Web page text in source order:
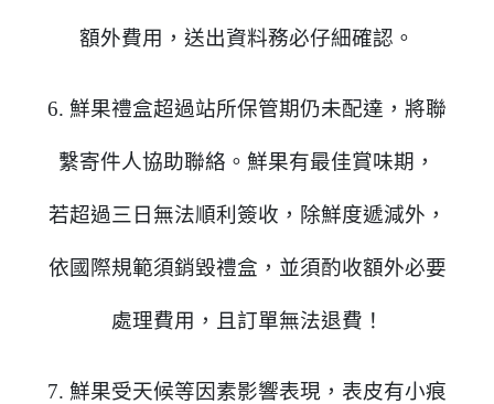
額外費用，送出資料務必仔細確認。
6. 鮮果禮盒超過站所保管期仍未配達，將聯
繫寄件人協助聯絡。鮮果有最佳賞味期，
若超過三日無法順利簽收，除鮮度遞減外，
依國際規範須銷毀禮盒，並須酌收額外必要
處理費用，且訂單無法退費！
7. 鮮果受天候等因素影響表現， 表皮有小痕